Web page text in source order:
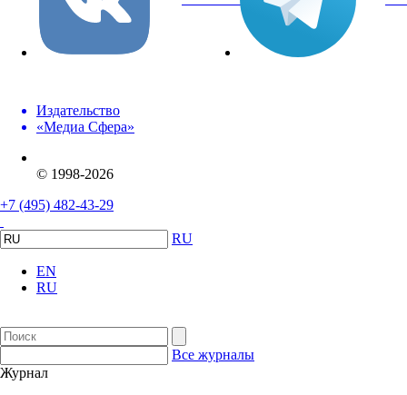
Издательство
«Медиа Сфера»
© 1998-2026
+7 (495) 482-43-29
RU
EN
RU
Все журналы
Журнал